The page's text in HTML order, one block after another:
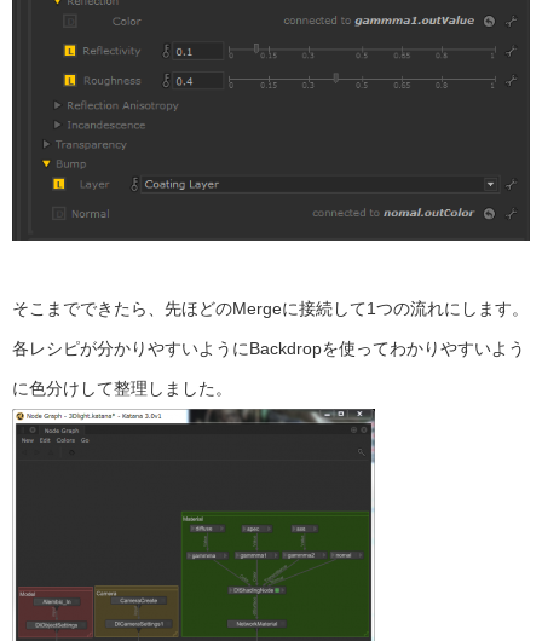
そこまでできたら、先ほどのMergeに接続して1つの流れにします。
各レシピが分かりやすいようにBackdropを使ってわかりやすいよう
に色分けして整理しました。